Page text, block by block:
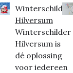
Winterschilder
Hilversum
Winterschilder
Hilversum is
dé oplossing
voor iedereen